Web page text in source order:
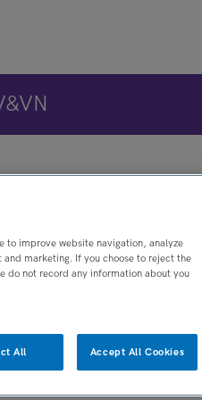
Vacature plaatsen
to improve website navigation, analyze
marketing. If you choose to reject the
do not record any information about you
All Accept All Cookies